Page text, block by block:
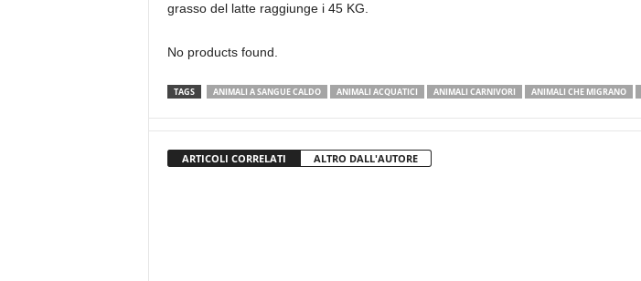
grasso del latte raggiunge i 45 KG.
No products found.
TAGS ANIMALI A SANGUE CALDO ANIMALI ACQUATICI ANIMALI CARNIVORI ANIMALI CHE MIGRANO
ARTICOLI CORRELATI ALTRO DALL'AUTORE